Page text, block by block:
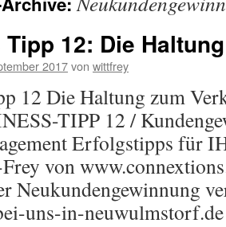
12: Die
2017von wittfrey
12 Die Haltung zum
TIPP 12 /
Erfolgstipps für
von
Neukundengewinnung
uns-in-